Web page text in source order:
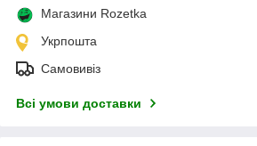
Магазини Rozetka
Укрпошта
Самовивіз
Всі умови доставки